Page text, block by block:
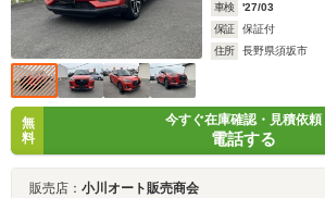
車検
'27/03
保証
保証付
住所
長野県須坂市
無
料
今すぐ在庫確認・見積依頼
電話する
販売店： 小川オート販売商会